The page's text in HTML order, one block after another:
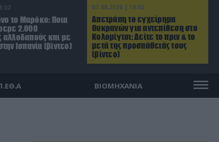
07.08.2026 | 19:02
Απετράπη το εγχείρημα
Ουκρανών για αντεπίθεση στο
Κολομίγτσι: Δείτε το πριν & το
μετά της προσπάθειάς τους
(βίντεο)
το Μαρόκο: Ποια
2.000
αλλοδαπούς και με
Ισπανία (βίντεο)
ΒΙΟΜΗΧΑΝΙΑ